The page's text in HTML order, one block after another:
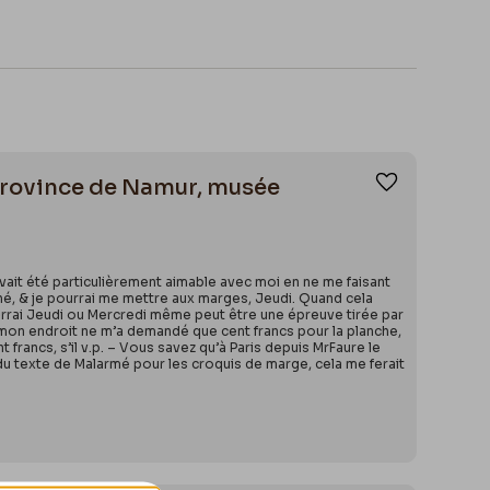
de Namur, musée
été particulièrement aimable avec moi en ne me faisant
& je pourrai me mettre aux marges, Jeudi. Quand cela
Jeudi ou Mercredi même peut être une épreuve tirée par
endroit ne m’a demandé que cent francs pour la planche,
s’il v.p. – Vous savez qu’à Paris depuis MrFaure le
texte de Malarmé pour les croquis de marge, cela me ferait
Ajouter